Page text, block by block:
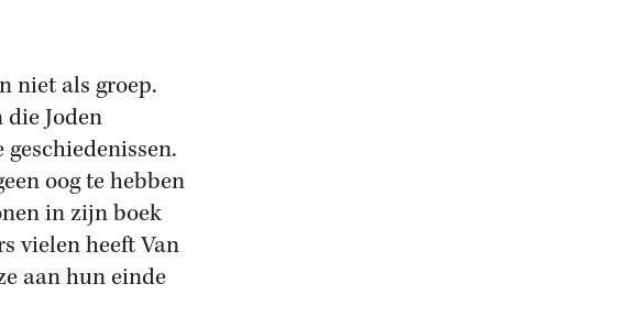
niet als groep.
Joden
oog te hebben
in zijn boek
vielen heeft Van
aan hun einde